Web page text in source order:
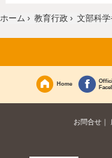
ホーム › 教育行政 › 文部科学
Home
お問合せ